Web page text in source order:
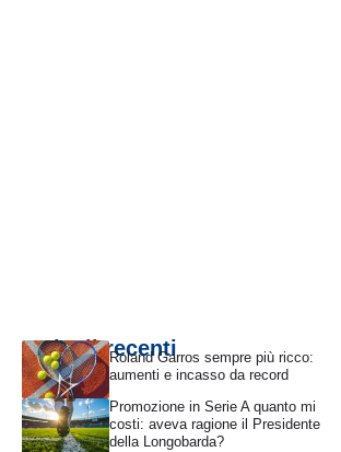
Articoli recentiRoland Garros sempre più ricco:
aumenti e incasso da record
Promozione in Serie A quanto mi
costi: aveva ragione il Presidente
della Longobarda?